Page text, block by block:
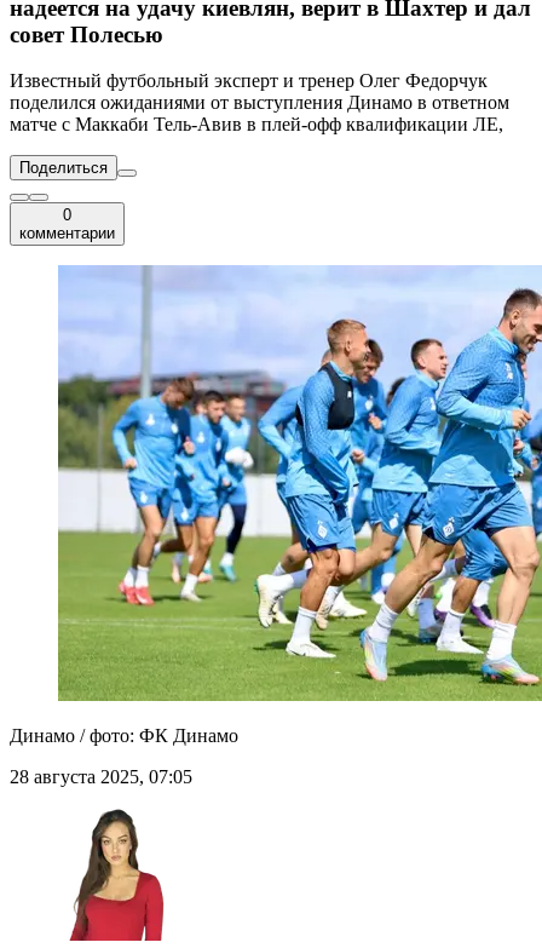
надеется на удачу киевлян, верит в Шахтер и дал
совет Полесью
Известный футбольный эксперт и тренер Олег Федорчук
поделился ожиданиями от выступления Динамо в ответном
матче с Маккаби Тель-Авив в плей-офф квалификации ЛЕ,
Поделиться
0
комментарии
Динамо / фото: ФК Динамо
28 августа 2025, 07:05